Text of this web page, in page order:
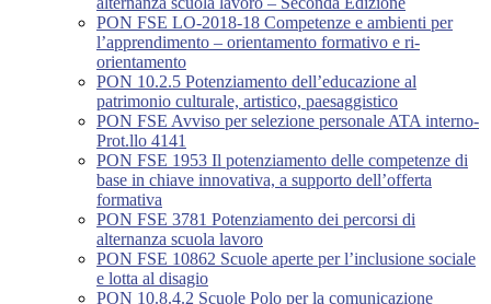
PON FSE LO-2018-18 Competenze e ambienti per
l’apprendimento – orientamento formativo e ri-
orientamento
PON 10.2.5 Potenziamento dell’educazione al
patrimonio culturale, artistico, paesaggistico
PON FSE Avviso per selezione personale ATA interno-
Prot.llo 4141
PON FSE 1953 Il potenziamento delle competenze di
base in chiave innovativa, a supporto dell’offerta
formativa
PON FSE 3781 Potenziamento dei percorsi di
alternanza scuola lavoro
PON FSE 10862 Scuole aperte per l’inclusione sociale
e lotta al disagio
PON 10.8.4.2 Scuole Polo per la comunicazione